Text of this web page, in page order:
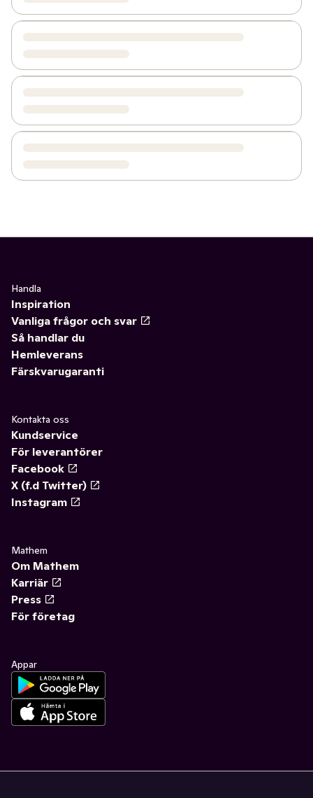
Handla
Inspiration
Vanliga frågor och svar
Så handlar du
Hemleverans
Färskvarugaranti
Kontakta oss
Kundservice
För leverantörer
Facebook
X (f.d Twitter)
Instagram
Mathem
Om Mathem
Karriär
Press
För företag
Appar